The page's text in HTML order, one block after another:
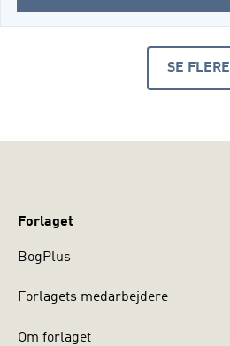
SE FLERE
Forlaget
BogPlus
Forlagets medarbejdere
Om forlaget